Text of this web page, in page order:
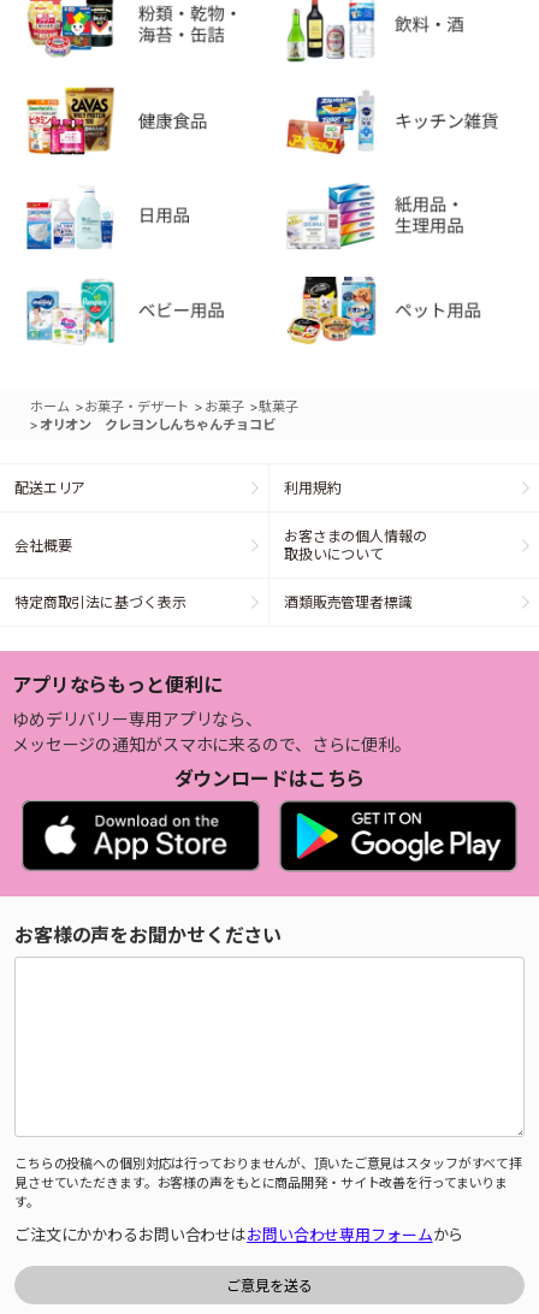
ホーム >お菓子・デザート > お菓子 >駄菓子
>オリオン クレヨンしんちゃんチョコビ
配送エリア 利用規約
会社概要
お客さまの個人情報の
取扱いについて
特定商取引法に基づく表示 酒類販売管理者標識
アプリならもっと便利に
ゆめデリバリー専用アプリなら、
メッセージの通知がスマホに来るので、さらに便利。
ダウンロードはこちら
お客様の声をお聞かせください
こちらの投稿への個別対応は行っておりませんが、頂いたご意見はスタッフがすべて拝
見させていただきます。お客様の声をもとに商品開発・サイト改善を行ってまいりま
す。
ご注文にかかわるお問い合わせはお問い合わせ専用フォームから